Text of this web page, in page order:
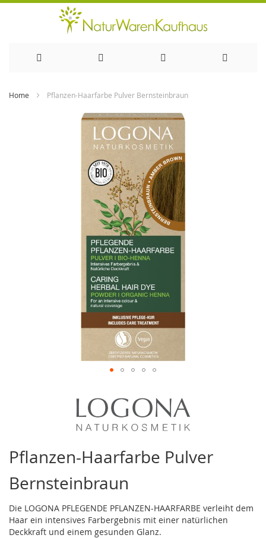
Home Pflanzen-Haarfarbe Pulver Bernsteinbraun
Pflanzen-Haarfarbe Pulver
Bernsteinbraun
Die LOGONA PFLEGENDE PFLANZEN-HAARFARBE verleiht dem
Haar ein intensives Farbergebnis mit einer natürlichen
Deckkraft und einem gesunden Glanz.